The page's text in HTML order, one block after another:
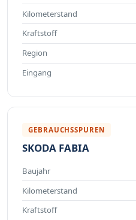
Kilometerstand
Kraftstoff
Region
Eingang
GEBRAUCHSSPUREN
SKODA FABIA
Baujahr
Kilometerstand
Kraftstoff